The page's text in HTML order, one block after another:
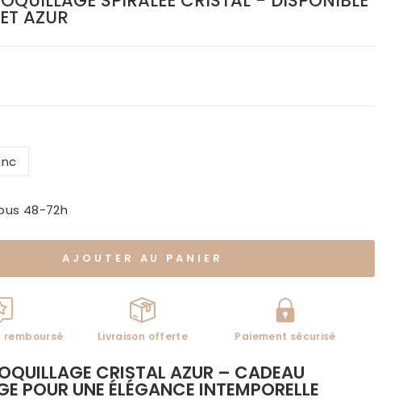
AZUR
48-72h
AJOUTER AU PANIER
Livraison offerte Paiement sécurisé
CRISTAL AZUR – CADEAU
POUR UNE ÉLÉGANCE INTEMPORELLE